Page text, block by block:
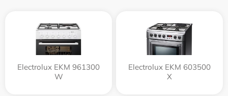
Electrolux EKM 961300
W
Electrolux EKM 603500
X